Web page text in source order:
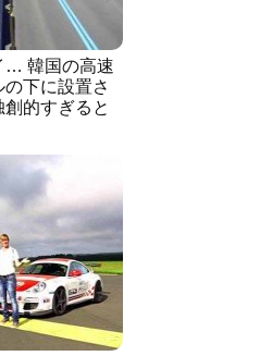
… 韓国の高速
下に設置さ
的すぎると